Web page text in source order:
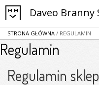
Daveo Branny
STRONA GŁÓWNA / REGULAMIN
Regulamin
Regulamin